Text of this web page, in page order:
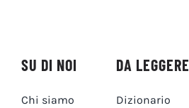
SU DI NOI
Chi siamo
DA LEGGERE
Dizionario